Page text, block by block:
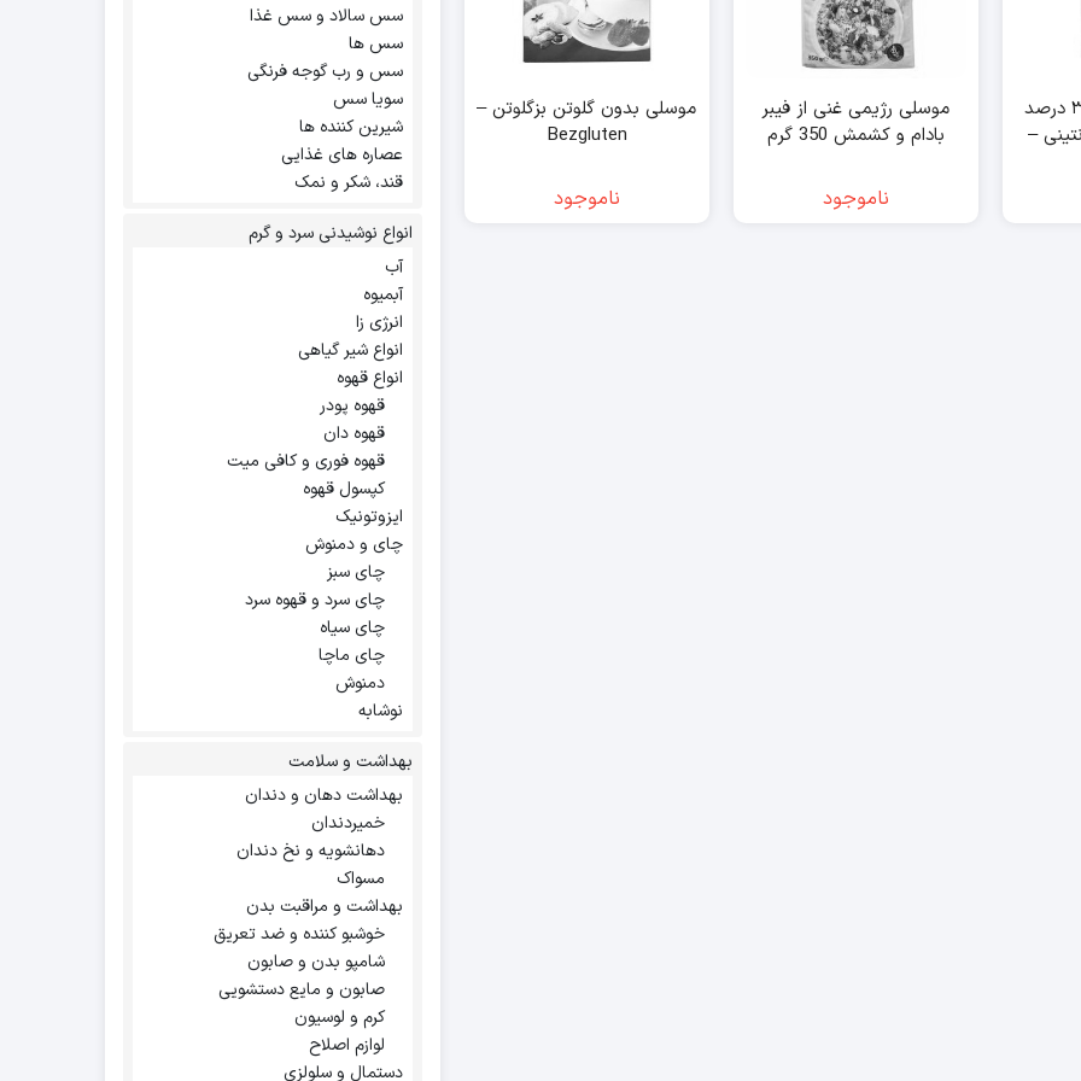
موسلی ارگانیک با ۳۰ درصد
–
موسلی رژیمی غنی از فیبر
بادام و کشمش 350 گرم
ناموجود
موسلی بدون گلوتن بزگلوتن –
Bezgluten
ناموجود
سس سالاد و سس غذا
سس ها
سس و رب گوجه فرنگی
سویا سس
شیرین کننده ها
عصاره های غذایی
قند، شکر و نمک
انواع نوشیدنی سرد و گرم
آب
آبمیوه
انرژی زا
انواع شیر گیاهی
انواع قهوه
قهوه پودر
قهوه دان
قهوه فوری و کافی میت
کپسول قهوه
ایزوتونیک
چای و دمنوش
چای سبز
چای سرد و قهوه سرد
چای سیاه
چای ماچا
دمنوش
نوشابه
بهداشت و سلامت
بهداشت دهان و دندان
خمیردندان
دهانشویه و نخ دندان
مسواک
بهداشت و مراقبت بدن
خوشبو کننده و ضد تعریق
شامپو بدن و صابون
صابون و مایع دستشویی
کرم و لوسیون
لوازم اصلاح
دستمال و سلولزی